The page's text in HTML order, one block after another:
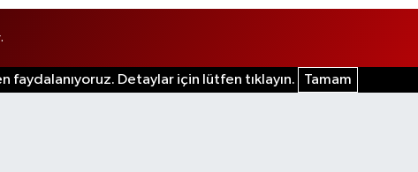
Detaylar için lütfen tıklayın. Tamam